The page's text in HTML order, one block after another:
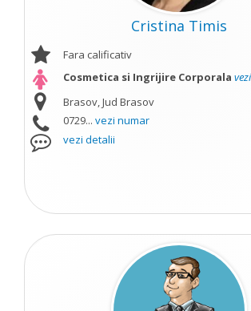
Cristina Timis
Fara calificativ
Cosmetica si Ingrijire Corporala
Brasov, Jud Brasov
0729... vezi numar
vezi detalii